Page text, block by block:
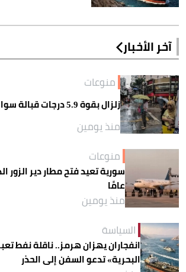
آخر الأخبار
منوعات
زلزال بقوة 5.9 درجات قبالة سواحل الفلبين
منذ يومين
منوعات
عامًا
منذ يومين
السياسة
انفجاران يهزان هرمز.. ناقلة نفط
البحرية» تدعو السفن إلى الحذر